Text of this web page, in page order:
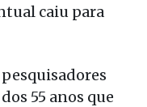
caiu para
55 anos que